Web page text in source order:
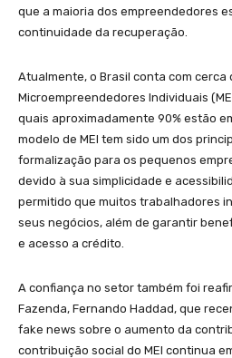
que a maioria dos empreendedores
continuidade da recuperação.
Atualmente, o Brasil conta com cerca
Microempreendedores Individuais
quais aproximadamente 90% estão
modelo de MEI tem sido um dos
formalização para os pequenos
devido à sua simplicidade e
permitido que muitos trabalhadores
seus negócios, além de garantir
e acesso a crédito.
A confiança no setor também foi
Fazenda, Fernando Haddad, que
fake news sobre o aumento da
contribuição social do MEI continua